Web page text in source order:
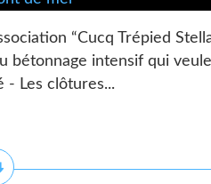
“Cucq Trépied
bétonnage intensif qui
- Les clôtures...